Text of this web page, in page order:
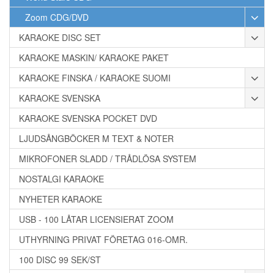
Zoom CDG/DVD
KARAOKE DISC SET
KARAOKE MASKIN/ KARAOKE PAKET
KARAOKE FINSKA / KARAOKE SUOMI
KARAOKE SVENSKA
KARAOKE SVENSKA POCKET DVD
LJUDSÅNGBÖCKER M TEXT & NOTER
MIKROFONER SLADD / TRÅDLÖSA SYSTEM
NOSTALGI KARAOKE
NYHETER KARAOKE
USB - 100 LÅTAR LICENSIERAT ZOOM
UTHYRNING PRIVAT FÖRETAG 016-OMR.
100 DISC 99 SEK/ST